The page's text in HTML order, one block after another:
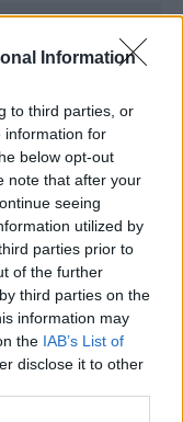
Information
to third parties, or
information for
below opt-out
note that after your
seeing
utilized by
parties prior to
of the further
third parties on the
information may
the IAB’s List of
disclose it to other